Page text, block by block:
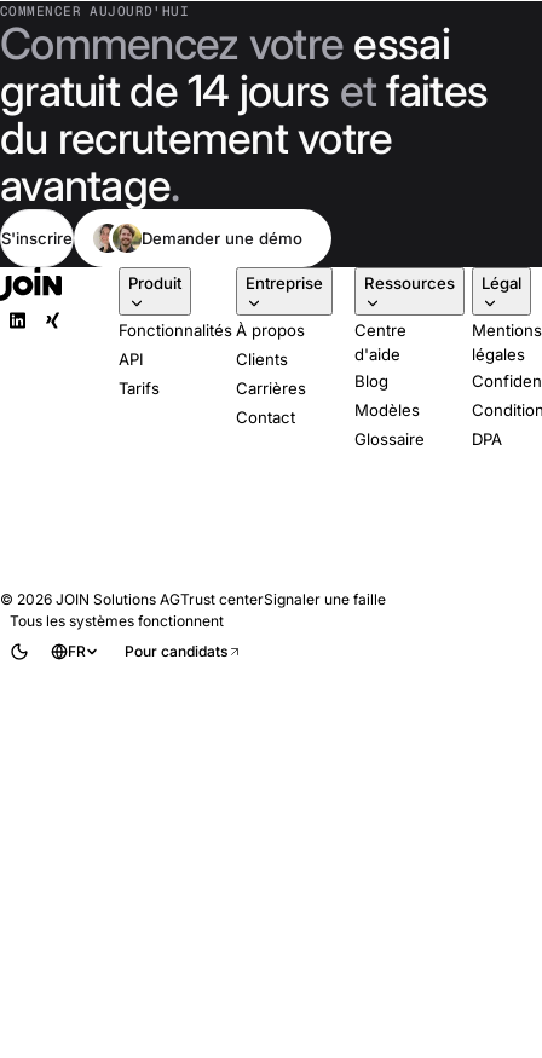
COMMENCER AUJOURD'HUI
Commencez votre essai
gratuit de 14 jours etfaites
du recrutement votre
avantage.
S'inscrire Demander une démo
Produit
Fonctionnalités
API
Tarifs
Entreprise
À propos
Clients
Carrières
Contact
Ressources
Centre
d'aide
Blog
Modèles
Glossaire
Légal
Mentions
légales
DPA
© 2026 JOIN Solutions AGTrust centerSignaler une faille
Tous les systèmes fonctionnent
FR
Pour candidats